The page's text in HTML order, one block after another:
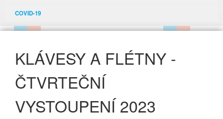
COVID-19
KLÁVESY A FLÉTNY -
ČTVRTEČNÍ
VYSTOUPENÍ 2023